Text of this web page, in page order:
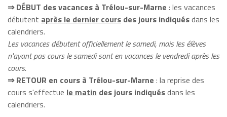
⇒ DÉBUT des vacances à Trélou-sur-Marne : les vacances
débutent après le dernier cours des jours indiquésdans les
calendriers.
Les vacances débutent officiellement le samedi, mais les élèves
n'ayant pas cours le samedi sont en vacances le vendredi après les
cours.
⇒ RETOUR en cours à Trélou-sur-Marne : la reprise des
cours s'effectue le matin des jours indiquésdans les
calendriers.